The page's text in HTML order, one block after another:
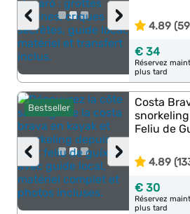
›
‹ 4.89
€ 34
Réservez
plus tard
Bestseller
›
‹
Costa
Feliu de
4.89
€ 30
Réservez
plus tard